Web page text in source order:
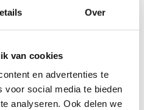
Over
van cookies
en advertenties te
voor social media te bieden
analyseren. Ook delen we